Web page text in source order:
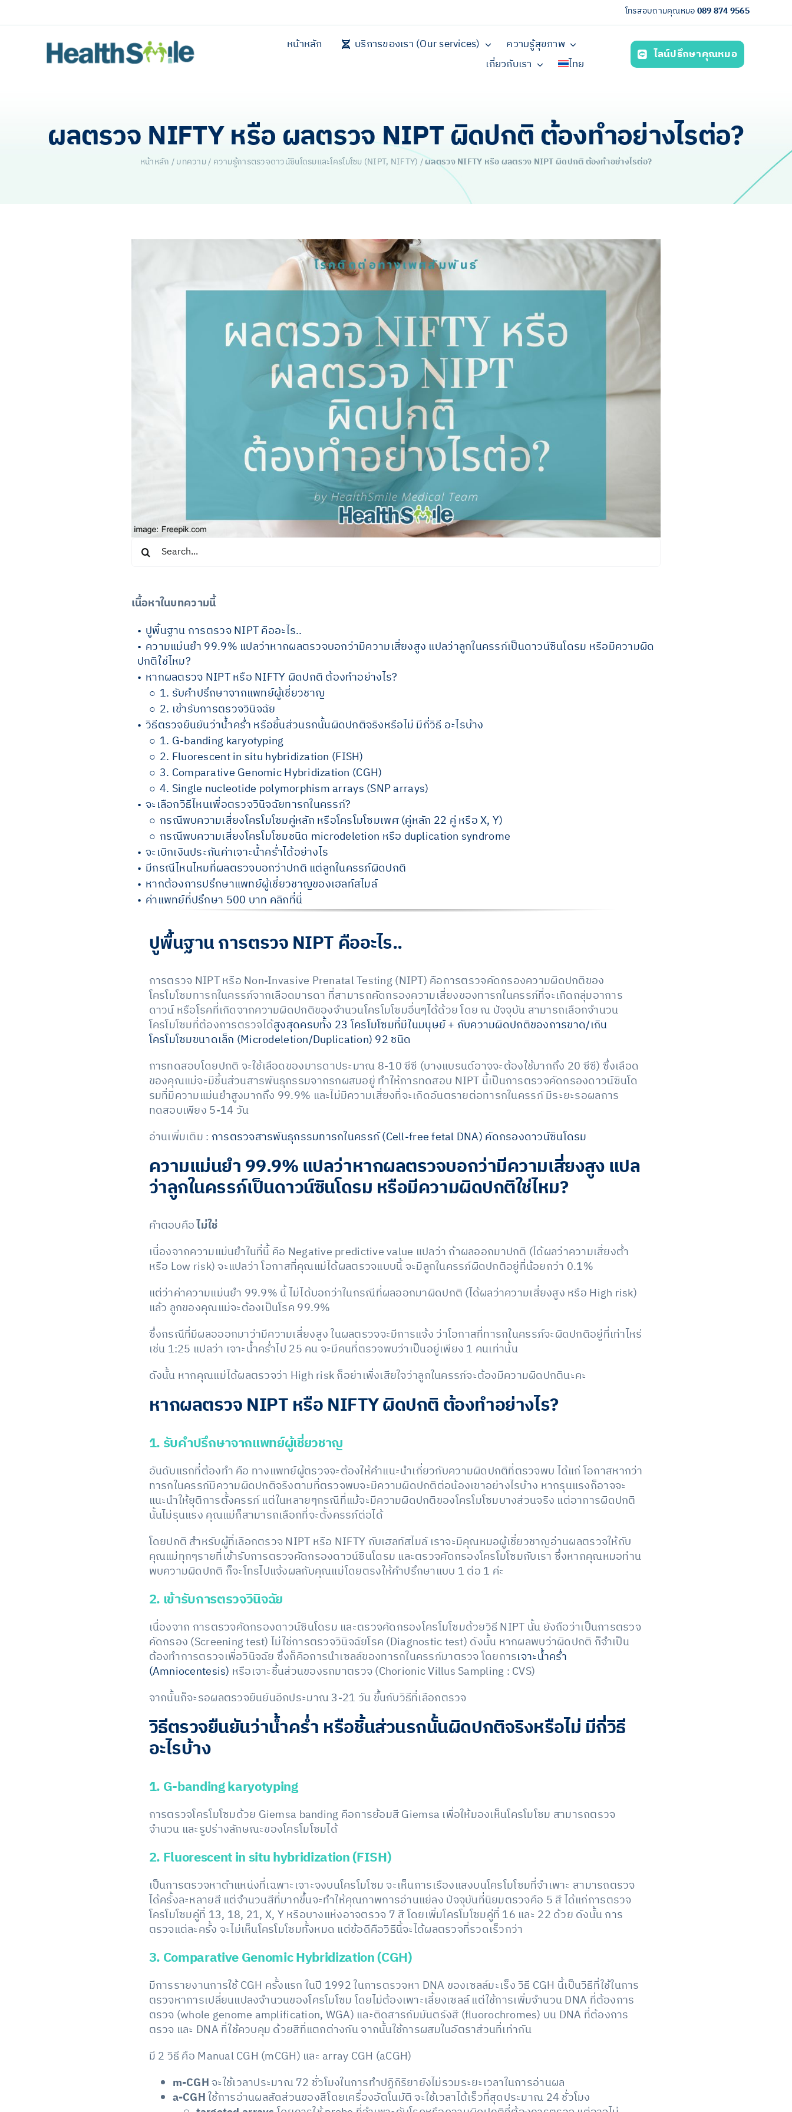
to
โทรสอบถามคุณหมอ089 874 9565
หน้าหลัก บริการของเรา (Our services)
ความรู้สุขภาพ
เกี่ยวกับเรา
ไทย
ไลน์ปรึกษาคุณหมอ
ผลตรวจ NIFTY หรือ ผลตรวจ NIPT ผิดปกติ ต้องทำอย่างไรต่อ?
หน้าหลัก /บทความ/ ความรู้การตรวจดาวน์ซินโดรมและโครโมโซม (NIPT, NIFTY) /ผลตรวจ NIFTY หรือ ผลตรวจ NIPT ผิดปกติ ต้องทำอย่างไรต่อ?
Search
for:
เนื้อหาในบทความนี้
ปูพื้นฐาน การตรวจ NIPT คืออะไร..
ความแม่นยำ 99.9% แปลว่าหากผลตรวจบอกว่ามีความเสี่ยงสูง แปลว่าลูกในครรภ์เป็นดาวน์ซินโดรม หรือมีความผิด
ปกติใช่ไหม?
หากผลตรวจ NIPT หรือ NIFTY ผิดปกติ ต้องทำอย่างไร?
1. รับคำปรึกษาจากแพทย์ผู้เชี่ยวชาญ
2. เข้ารับการตรวจวินิจฉัย
วิธีตรวจยืนยันว่าน้ำคร่ำ หรือชิ้นส่วนรกนั้นผิดปกติจริงหรือไม่ มีกี่วิธี อะไรบ้าง
1. G-banding karyotyping
2. Fluorescent in situ hybridization (FISH)
3. Comparative Genomic Hybridization (CGH)
4. Single nucleotide polymorphism arrays (SNP arrays)
จะเลือกวิธีไหนเพื่อตรวจวินิจฉัยทารกในครรภ์?
กรณีพบความเสี่ยงโครโมโซมคู่หลัก หรือโครโมโซมเพศ (คู่หลัก 22 คู่ หรือ X, Y)
กรณีพบความเสี่ยงโครโมโซมชนิด microdeletion หรือ duplication syndrome
จะเบิกเงินประกันค่าเจาะน้ำคร่ำได้อย่างไร
มีกรณีไหนไหมที่ผลตรวจบอกว่าปกติ แต่ลูกในครรภ์ผิดปกติ
หากต้องการปรึกษาแพทย์ผู้เชี่ยวชาญของเฮลท์สไมล์
ค่าแพทย์ที่ปรึกษา 500 บาท คลิกที่นี่
ปูพื้นฐาน การตรวจ NIPT คืออะไร..
การตรวจ NIPT หรือ Non-Invasive Prenatal Testing (NIPT) คือการตรวจคัดกรองความผิดปกติของ
โครโมโซมทารกในครรภ์จากเลือดมารดา ที่สามารถคัดกรองความเสี่ยงของทารกในครรภ์ที่จะเกิดกลุ่มอาการ
ดาวน์ หรือโรคที่เกิดจากความผิดปกติของจำนวนโครโมโซมอื่นๆได้ด้วย โดย ณ ปัจจุบัน สามารถเลือกจำนวน
โครโมโซมที่ต้องการตรวจได้สูงสุดครบทั้ง 23 โครโมโซมที่มีในมนุษย์ + กับความผิดปกติของการขาด/เกิน
โครโมโซมขนาดเล็ก (Microdeletion/Duplication) 92 ชนิด
การทดสอบโดยปกติ จะใช้เลือดของมารดาประมาณ 8-10 ซีซี (บางแบรนด์อาจจะต้องใช้มากถึง 20 ซีซี) ซึ่งเลือด
ของคุณแม่จะมีชิ้นส่วนสารพันธุกรรมจากรกผสมอยู่ ทำให้การทดสอบ NIPT นี้เป็นการตรวจคัดกรองดาวน์ซินโด
รมที่มีความแม่นยำสูงมากถึง 99.9% และไม่มีความเสี่ยงที่จะเกิดอันตรายต่อทารกในครรภ์ มีระยะรอผลการ
ทดสอบเพียง 5-14 วัน
อ่านเพิ่มเติม : การตรวจสารพันธุกรรมทารกในครรภ์ (Cell-free fetal DNA) คัดกรองดาวน์ซินโดรม
ความแม่นยำ 99.9% แปลว่าหากผลตรวจบอกว่ามีความเสี่ยงสูง แปล
ว่าลูกในครรภ์เป็นดาวน์ซินโดรม หรือมีความผิดปกติใช่ไหม?
คำตอบคือไม่ใช่
เนื่องจากความแม่นยำในที่นี้ คือ Negative predictive value แปลว่า ถ้าผลออกมาปกติ (ได้ผลว่าความเสี่ยงต่ำ
หรือ Low risk) จะแปลว่า โอกาสที่คุณแม่ได้ผลตรวจแบบนี้ จะมีลูกในครรภ์ผิดปกติอยู่ที่น้อยกว่า 0.1%
แต่ว่าค่าความแม่นยำ 99.9% นี้ ไม่ได้บอกว่าในกรณีที่ผลออกมาผิดปกติ (ได้ผลว่าความเสี่ยงสูง หรือ High risk)
แล้ว ลูกของคุณแม่จะต้องเป็นโรค 99.9%
ซึ่งกรณีที่มีผลอออกมาว่ามีความเสี่ยงสูง ในผลตรวจจะมีการแจ้ง ว่าโอกาสที่ทารกในครรภ์จะผิดปกติอยู่ที่เท่าไหร่
เช่น 1:25 แปลว่า เจาะน้ำคร่ำไป 25 คน จะมีคนที่ตรวจพบว่าเป็นอยู่เพียง 1 คนเท่านั้น
ดังนั้น หากคุณแม่ได้ผลตรวจว่า High risk ก็อย่าเพิ่งเสียใจว่าลูกในครรภ์จะต้องมีความผิดปกตินะคะ
หากผลตรวจ NIPT หรือ NIFTY ผิดปกติ ต้องทำอย่างไร?
1. รับคำปรึกษาจากแพทย์ผู้เชี่ยวชาญ
อันดับแรกที่ต้องทำ คือ ทางแพทย์ผู้ตรวจจะต้องให้คำแนะนำเกี่ยวกับความผิดปกติที่ตรวจพบ ได้แก่ โอกาสหากว่า
ทารกในครรภ์มีความผิดปกติจริงตามที่ตรวจพบจะมีความผิดปกติต่อน้องเขาอย่างไรบ้าง หากรุนแรงก็อาจจะ
แนะนำให้ยุติการตั้งครรภ์ แต่ในหลายๆกรณีที่แม้จะมีความผิดปกติของโครโมโซมบางส่วนจริง แต่อาการผิดปกติ
นั้นไม่รุนแรง คุณแม่ก็สามารถเลือกที่จะตั้งครรภ์ต่อได้
โดยปกติ สำหรับผู้ที่เลือกตรวจ NIPT หรือ NIFTY กับเฮลท์สไมล์ เราจะมีคุณหมอผู้เชี่ยวชาญอ่านผลตรวจให้กับ
คุณแม่ทุกๆรายที่เข้ารับการตรวจคัดกรองดาวน์ซินโดรม และตรวจคัดกรองโครโมโซมกับเรา ซึ่งหากคุณหมอท่าน
พบความผิดปกติ ก็จะโทรไปแจ้งผลกับคุณแม่โดยตรงให้คำปรึกษาแบบ 1 ต่อ 1 ค่ะ
2. เข้ารับการตรวจวินิจฉัย
เนื่องจาก การตรวจคัดกรองดาวน์ซินโดรม และตรวจคัดกรองโครโมโซมด้วยวิธี NIPT นั้น ยังถือว่าเป็นการตรวจ
คัดกรอง (Screening test) ไม่ใช่การตรวจวินิจฉัยโรค (Diagnostic test) ดังนั้น หากผลพบว่าผิดปกติ ก็จำเป็น
ต้องทำการตรวจเพื่อวินิจฉัย ซึ่งก็คือการนำเซลล์ของทารกในครรภ์มาตรวจ โดยการเจาะน้ำคร่ำ
(Amniocentesis) หรือเจาะชิ้นส่วนของรกมาตรวจ (Chorionic Villus Sampling : CVS)
จากนั้นก็จะรอผลตรวจยืนยันอีกประมาณ 3-21 วัน ขึ้นกับวิธีที่เลือกตรวจ
วิธีตรวจยืนยันว่าน้ำคร่ำ หรือชิ้นส่วนรกนั้นผิดปกติจริงหรือไม่ มีกี่วิธี
อะไรบ้าง
1. G-banding karyotyping
การตรวจโครโมโซมด้วย Giemsa banding คือการย้อมสี Giemsa เพื่อให้มองเห็นโครโมโซม สามารถตรวจ
จำนวน และรูปร่างลักษณะของโครโมโซมได้
2. Fluorescent in situ hybridization (FISH)
เป็นการตรวจหาตำแหน่งที่เฉพาะเจาะจงบนโครโมโซม จะเห็นการเรืองแสงบนโครโมโซมที่จำเพาะ สามารถตรวจ
ได้ครั้งละหลายสี แต่จำนวนสีที่มากขึ้นจะทำให้คุณภาพการอ่านแย่ลง ปัจจุบันที่นิยมตรวจคือ 5 สี ได้แก่การตรวจ
โครโมโซมคู่ที่ 13, 18, 21, X, Y หรือบางแห่งอาจตรวจ 7 สี โดยเพิ่มโครโมโซมคู่ที่ 16 และ 22 ด้วย ดังนั้น การ
ตรวจแต่ละครั้ง จะไม่เห็นโครโมโซมทั้งหมด แต่ข้อดีคือวิธีนี้จะได้ผลตรวจที่รวดเร็วกว่า
3. Comparative Genomic Hybridization (CGH)
มีการรายงานการใช้ CGH ครั้งแรก ในปี 1992 ในการตรวจหา DNA ของเซลล์มะเร็ง วิธี CGH นี้เป็นวิธีที่ใช้ในการ
ตรวจหาการเปลี่ยนแปลงจำนวนของโครโมโซม โดยไม่ต้องเพาะเลี้ยงเซลล์ แต่ใช้การเพิ่มจำนวน DNA ที่ต้องการ
ตรวจ (whole genome amplification, WGA) และติดสารกัมมันตรังสี (fluorochromes) บน DNA ที่ต้องการ
ตรวจ และ DNA ที่ใช้ควบคุม ด้วยสีที่แตกต่างกัน จากนั้นใช้การผสมในอัตราส่วนที่เท่ากัน
มี 2 วิธี คือ Manual CGH (mCGH) และ array CGH (aCGH)
m-CGHจะใช้เวลาประมาณ 72 ชั่วโมงในการทำปฏิกิริยายังไม่รวมระยะเวลาในการอ่านผล
a-CGHใช้การอ่านผลสัดส่วนของสีโดยเครื่องอัตโนมัติ จะใช้เวลาได้เร็วที่สุดประมาณ 24 ชั่วโมง